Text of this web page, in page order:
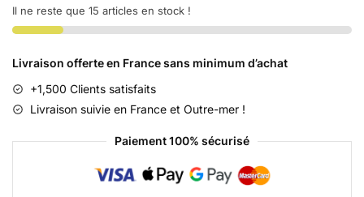
Il ne reste que 15 articles en stock !
Livraison offerte en France sans minimum d’achat
+1,500 Clients satisfaits
Livraison suivie en France et Outre-mer !
Paiement 100% sécurisé